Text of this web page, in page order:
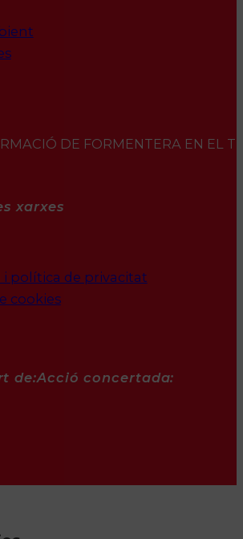
DE FORMENTERA EN EL
xarxes
i política de privacitat
cookies
de:Acció concertada: